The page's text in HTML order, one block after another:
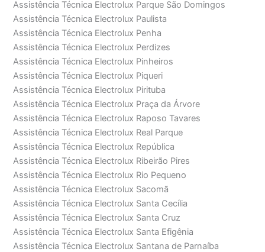
Assistência Técnica Electrolux Parque São Domingos
Assistência Técnica Electrolux Paulista
Assistência Técnica Electrolux Penha
Assistência Técnica Electrolux Perdizes
Assistência Técnica Electrolux Pinheiros
Assistência Técnica Electrolux Piqueri
Assistência Técnica Electrolux Pirituba
Assistência Técnica Electrolux Praça da Árvore
Assistência Técnica Electrolux Raposo Tavares
Assistência Técnica Electrolux Real Parque
Assistência Técnica Electrolux República
Assistência Técnica Electrolux Ribeirão Pires
Assistência Técnica Electrolux Rio Pequeno
Assistência Técnica Electrolux Sacomã
Assistência Técnica Electrolux Santa Cecília
Assistência Técnica Electrolux Santa Cruz
Assistência Técnica Electrolux Santa Efigênia
Assistência Técnica Electrolux Santana de Parnaíba